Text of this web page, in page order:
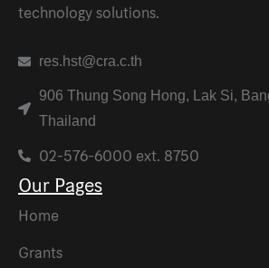
technology solutions.
res.hst@cra.c.th
906 Thung Song Hong, Lak Si,
Thailand
02-576-6000 ext. 8750
Our Pages
Home
Grants